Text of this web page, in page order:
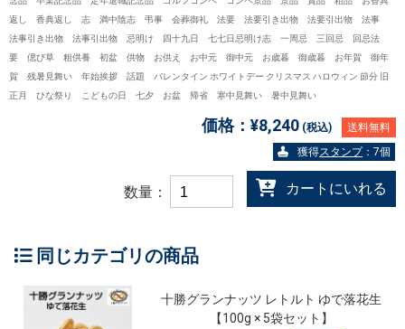
返し 香典返し 志 満中陰志 弔事 会葬御礼 法要 法要引き出物 法要引出物 法事
法事引き出物 法事引出物 忌明け 四十九日 七七日忌明け志 一周忌 三回忌 回忌法
要 偲び草 粗供養 初盆 供物 お供え お中元 御中元 お歳暮 御歳暮 お年賀 御年
賀 残暑見舞い 年始挨拶 話題 バレンタイン ホワイトデー クリスマス ハロウィン 節分 旧
正月 ひな祭り こどもの日 七夕 お盆 帰省 寒中見舞い 暑中見舞い
価格： ¥8,240 (税込)
送料無料
獲得スタンプ：7個
数量： カートにいれる
同じカテゴリの商品
十勝グランナッツ レトルト ゆで落花生
【100g × 5袋セット】